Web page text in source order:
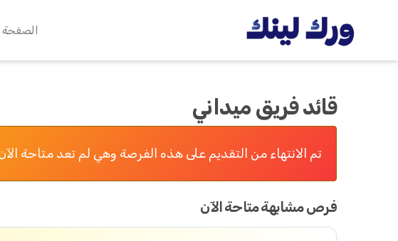
الصفحة
قائد فريق ميداني
تم الانتهاء من التقديم على هذه الفرصة وهي لم تعد متاحة
فرص مشابهة متاحة الآن